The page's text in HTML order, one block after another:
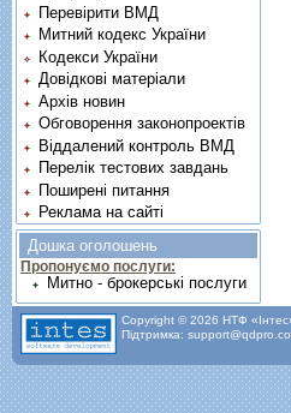
Перевірити ВМД
Митний кодекс України
Кодекси України
Довідкові матеріали
Архів новин
Обговорення законопроектів
Віддалений контроль ВМД
Перелік тестових завдань
Поширені питання
Реклама на сайті
Дошка оголошень
Пропонуємо послуги:
Митно - брокерські послуги
Copyright © 2026 НТФ
Підтримка: